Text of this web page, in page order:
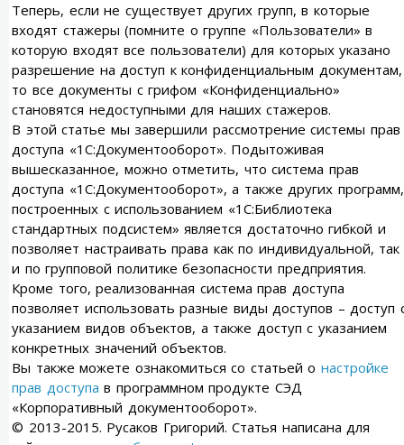
Теперь, если не существует других групп, в которые
входят стажеры (помните о группе «Пользователи» в
которую входят все пользователи) для которых указано
разрешение на доступ к конфиденциальным документам,
то все документы с грифом «Конфиденциально»
становятся недоступными для наших стажеров.
В этой статье мы завершили рассмотрение системы прав
доступа «1С:Документооборот». Подытоживая
вышесказанное, можно отметить, что система прав
доступа «1С:Документооборот», а также других программ,
построенных с использованием «1С:Библиотека
стандартных подсистем» является достаточно гибкой и
позволяет настраивать права как по индивидуальной, так
и по групповой политике безопасности предприятия.
Кроме того, реализованная система прав доступа
позволяет использовать разные виды доступов – доступ
указанием видов объектов, а также доступ с указанием
конкретных значений объектов.
Вы также можете ознакомиться со статьей о настройке
прав доступа в программном продукте СЭД
«Корпоративный документооборот».
© 2013-2015. Русаков Григорий. Статья написана для